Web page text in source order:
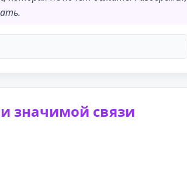
значимой связи